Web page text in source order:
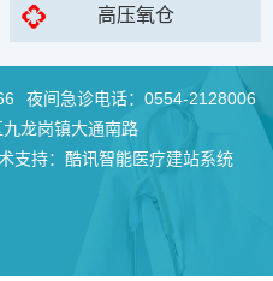
高压氧仓
夜间急诊电话： 0554-2128006
龙岗镇大通南路
支持：酷讯智能医疗建站系统